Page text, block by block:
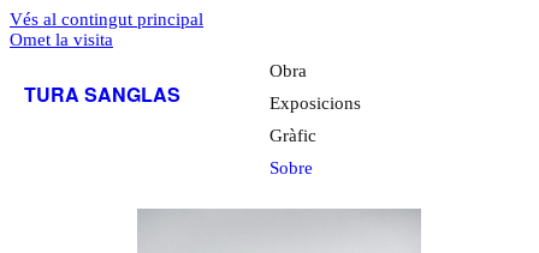
Vés al contingut principal
Omet la visita
TURA SANGLAS
Obra
Exposicions
Gràfic
Sobre